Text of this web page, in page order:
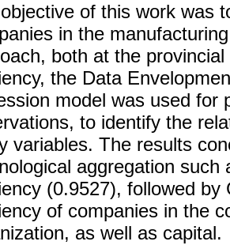
of this work was
in the
both at the
the Data
model was used for
to identify the
variables. The results
aggregation
(0.9527), followed
of companies in the
as well as capital.